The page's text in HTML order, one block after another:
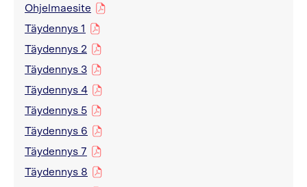
Ohjelmaesite
pdf
Täydennys 1
pdf
Täydennys 2
pdf
Täydennys 3
pdf
Täydennys 4
pdf
Täydennys 5
pdf
Täydennys 6
pdf
Täydennys 7
pdf
Täydennys 8
pdf